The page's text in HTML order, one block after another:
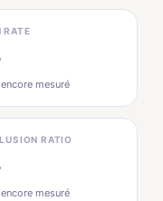
RATE
encore mesuré
RATIO
encore mesuré